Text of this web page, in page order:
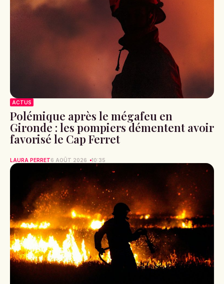
ACTUS
Polémique après le mégafeu en
Gironde : les pompiers démentent avoir
favorisé le Cap Ferret
LAURA PERRET6 AOÛT 2026 10:35